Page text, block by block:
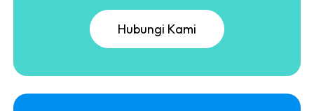
Hubungi Kami